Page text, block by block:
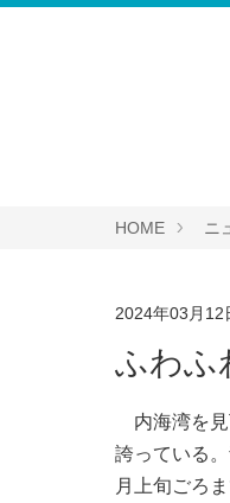
HOME ニ
2024年03月12
ふわふ
内海湾を見
誇っている
月上旬ごろ